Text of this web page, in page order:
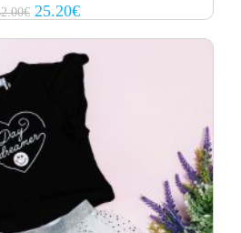
€ Original
price
25.20€Current
price